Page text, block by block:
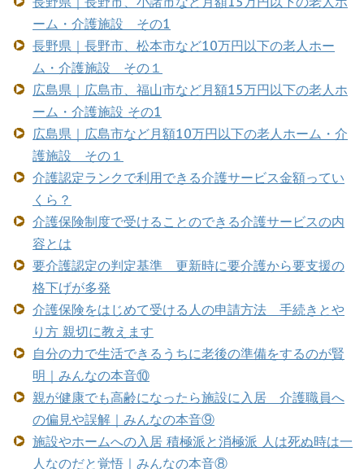
ーム・介護施設 その1
長野県｜長野市、松本市など10万円以下の老人ホー
ム・介護施設 その１
広島県｜広島市、福山市など月額15万円以下の老人ホ
ーム・介護施設 その1
広島県｜広島市など月額10万円以下の老人ホーム・介
護施設 その１
介護認定ランクで利用できる介護サービス金額ってい
くら？
介護保険制度で受けることのできる介護サービスの内
容とは
要介護認定の判定基準 更新時に要介護から要支援の
格下げが多発
介護保険をはじめて受ける人の申請方法 手続きとや
り方 親切に教えます
自分の力で生活できるうちに老後の準備をするのが賢
明｜みんなの本音⑩
親が健康でも高齢になったら施設に入居 介護職員へ
の偏見や誤解｜みんなの本音⑨
施設やホームへの入居 積極派と消極派 人は死ぬ時は一
人なのだと覚悟｜みんなの本音⑧